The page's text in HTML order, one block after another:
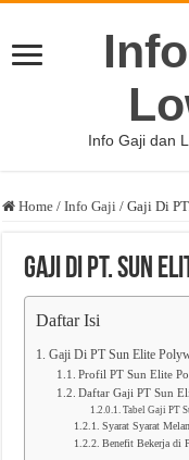
Info Gaji dan
Home / Info Gaji / Gaji Di
Gaji Di PT. Sun
Daftar Isi
Gaji Di PT Sun Elite
Profil PT Sun Elite
Daftar Gaji PT Sun
Tabel Gaji PT
Syarat Syarat
Benefit Bekerja di